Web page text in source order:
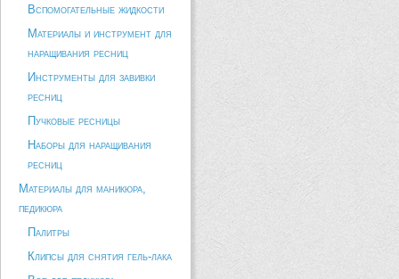
Вспомогательные жидкости
Материалы и инструмент для
наращивания ресниц
Инструменты для завивки
ресниц
Пучковые ресницы
Наборы для наращивания
ресниц
Материалы для маникюра,
педикюра
Палитры
Клипсы для снятия гель-лака